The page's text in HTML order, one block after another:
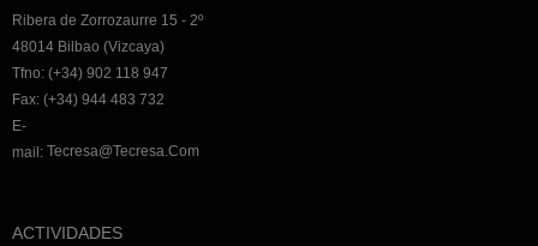
Ribera de Zorrozaurre 15 - 2º
48014 Bilbao (Vizcaya)
Tfno: (+34) 902 118 947
Fax: (+34) 944 483 732
E-
mail: Tecresa@tecresa.com
ACTIVIDADES